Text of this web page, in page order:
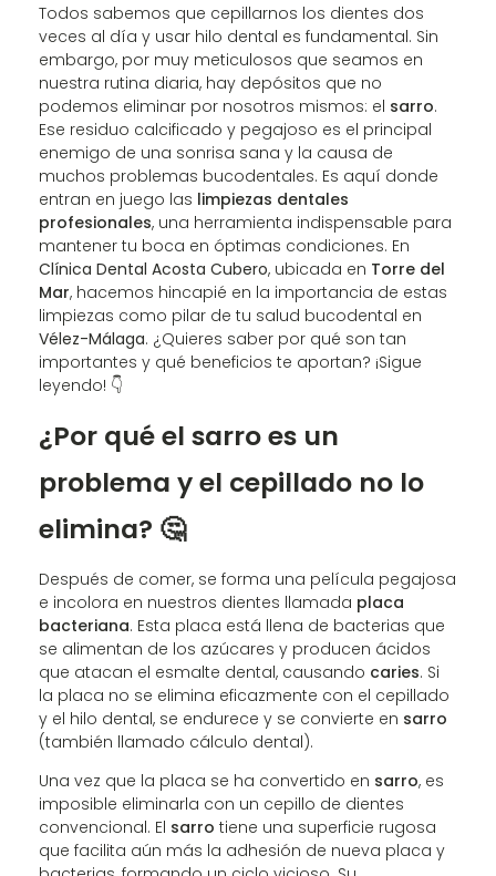
Todos sabemos que cepillarnos los dientes dos
veces al día y usar hilo dental es fundamental. Sin
embargo, por muy meticulosos que seamos en
nuestra rutina diaria, hay depósitos que no
podemos eliminar por nosotros mismos: el sarro.
Ese residuo calcificado y pegajoso es el principal
enemigo de una sonrisa sana y la causa de
muchos problemas bucodentales. Es aquí donde
entran en juego las limpiezas dentales
profesionales, una herramienta indispensable para
mantener tu boca en óptimas condiciones. En
Clínica Dental Acosta Cubero, ubicada en Torre del
Mar, hacemos hincapié en la importancia de estas
limpiezas como pilar de tu salud bucodental en
Vélez-Málaga. ¿Quieres saber por qué son tan
importantes y qué beneficios te aportan? ¡Sigue
leyendo! 👇
¿Por qué el sarro es un
problema y el cepillado no lo
elimina? 🤔
Después de comer, se forma una película pegajosa
e incolora en nuestros dientes llamada placa
bacteriana. Esta placa está llena de bacterias que
se alimentan de los azúcares y producen ácidos
que atacan el esmalte dental, causando caries. Si
la placa no se elimina eficazmente con el cepillado
y el hilo dental, se endurece y se convierte en sarro
(también llamado cálculo dental).
Una vez que la placa se ha convertido en sarro, es
imposible eliminarla con un cepillo de dientes
convencional. El sarro tiene una superficie rugosa
que facilita aún más la adhesión de nueva placa y